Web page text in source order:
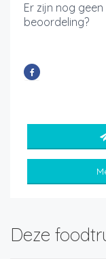
Er zijn nog
beoordeling?
Deze